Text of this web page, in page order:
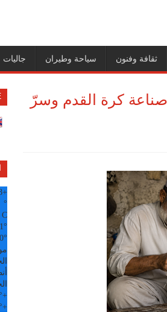
ثقافة وفنون سياحة وطيران جاليات
كرة القدم وسرّ
+
°
C
+
+